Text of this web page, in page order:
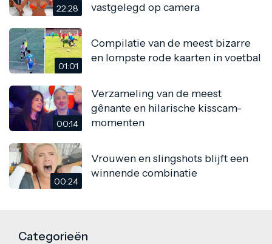
22:28
vastgelegd op camera
01:01
Compilatie van de meest bizarre
en lompste rode kaarten in voetbal
00:14
Verzameling van de meest
gênante en hilarische kisscam-
momenten
00:24
Vrouwen en slingshots blijft een
winnende combinatie
Categorieën